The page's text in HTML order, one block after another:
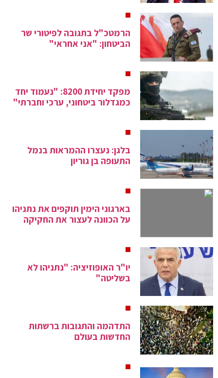
הרמטכ"ל בתגובה לפיטורי שר
הביטחון: "אני אחראי"
מפקד יחידת 8200: "נעמוד יחד
כמגדלור ביטחוני, ערכי וחברתי"
בלגן: נעצרו ההמראות בנמל
התעופה בן גוריון
בארגוני הימין תוקפים את נתניהו
על הכוונה לעצור את החקיקה
יו"ר האופוזיציה: "נתניהו לא
בשליטה"
התדהמה והתגובות ברשתות
החדשות בעולם